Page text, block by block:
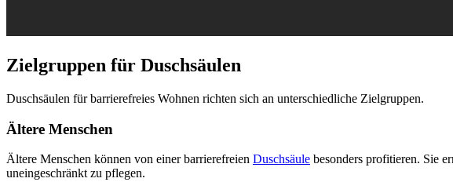
Zielgruppen für Duschsäulen
Duschsäulen für barrierefreies Wohnen richten sich an unterschiedliche Zielgruppen.
Ältere Menschen
Ältere Menschen können von einer barrierefreien Duschsäule besonders profitieren. Sie
uneingeschränkt zu pflegen.